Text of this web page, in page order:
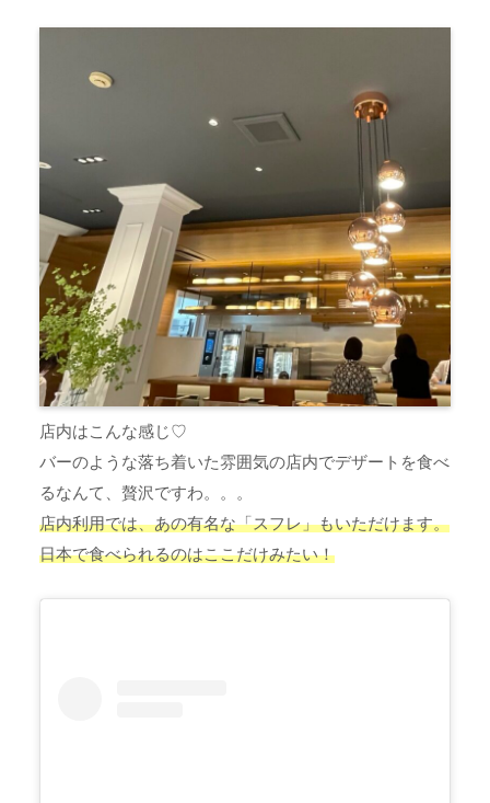
店内はこんな感じ♡
バーのような落ち着いた雰囲気の店内でデザートを食べ
るなんて、贅沢ですわ。。。
店内利用では、あの有名な「スフレ」もいただけます。
日本で食べられるのはここだけみたい！